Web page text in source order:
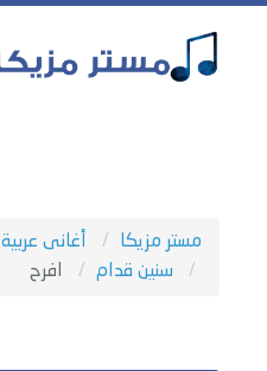
مستر مزيكا أغانى عربية
سنين قدام
افرح